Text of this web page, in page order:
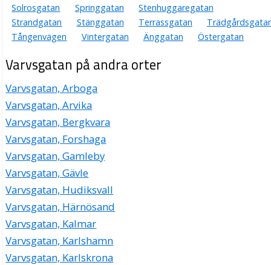
Solrosgatan
Springgatan
Stenhuggaregatan
Strandgatan
Stänggatan Terrassgatan
Tångenvägen
Vintergatan Änggatan Östergatan
Varvsgatan på andra orter
Varvsgatan, Arboga
Varvsgatan, Arvika
Varvsgatan, Bergkvara
Varvsgatan, Forshaga
Varvsgatan, Gamleby
Varvsgatan, Gävle
Varvsgatan, Hudiksvall
Varvsgatan, Härnösand
Varvsgatan, Kalmar
Varvsgatan, Karlshamn
Varvsgatan, Karlskrona